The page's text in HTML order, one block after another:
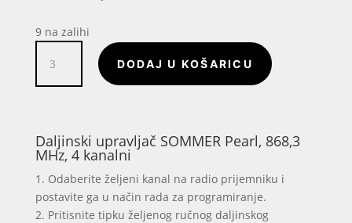
9 na zalihi
Pearl
868MHz
količina
DODAJ U KOŠARICU
Daljinski upravljač SOMMER Pearl, 868,3
MHz, 4 kanalni
1. Odaberite željeni kanal na radio prijemniku i
postavite ga u način rada za programiranje.
2. Pritisnite tipku željenog ručnog daljinskog